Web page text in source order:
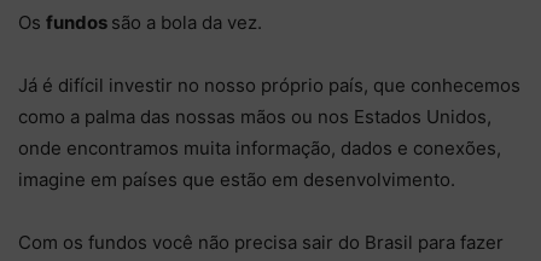
Os fundos são a bola da vez.
Já é difícil investir no nosso próprio país, que conhecemos
como a palma das nossas mãos ou nos Estados Unidos,
onde encontramos muita informação, dados e conexões,
imagine em países que estão em desenvolvimento.
Com os fundos você não precisa sair do Brasil para fazer